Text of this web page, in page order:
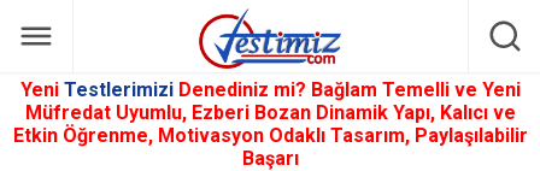
Yeni Testlerimizi Denediniz mi? Bağlam Temelli ve Yeni
Müfredat Uyumlu, Ezberi Bozan Dinamik Yapı, Kalıcı ve
Etkin Öğrenme, Motivasyon Odaklı Tasarım, Paylaşılabilir
Başarı